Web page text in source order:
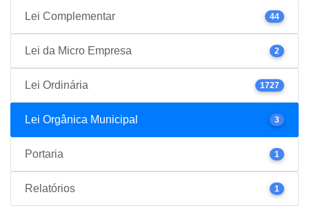
Lei Complementar 44
Lei da Micro Empresa 2
Lei Ordinária 1727
Lei Orgânica Municipal 3
Portaria 1
Relatórios 1